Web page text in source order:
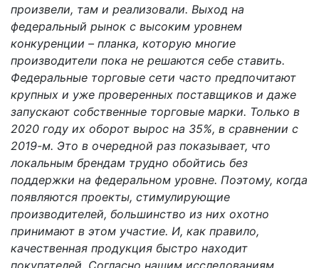
произвели, там и реализовали. Выход на
федеральный рынок с высоким уровнем
конкуренции – планка, которую многие
производители пока не решаются себе ставить.
Федеральные торговые сети часто предпочитают
крупных и уже проверенных поставщиков и даже
запускают собственные торговые марки. Только в
2020 году их оборот вырос на 35%, в сравнении с
2019-м. Это в очередной раз показывает, что
локальным брендам трудно обойтись без
поддержки на федеральном уровне. Поэтому, когда
появляются проекты, стимулирующие
производителей, большинство из них охотно
принимают в этом участие. И, как правило,
качественная продукция быстро находит
покупателей. Согласно нашим исследованиям,